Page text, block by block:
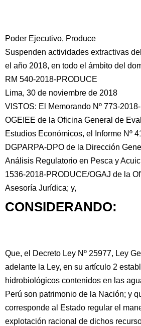
Poder Ejecutivo, Produce
Suspenden actividades extractivas
el año 2018, en todo el ámbito del
RM 540-2018-PRODUCE
Lima, 30 de noviembre de 2018
VISTOS: El Memorando Nº 773-
OGEIEE de la Oficina General de
Estudios Económicos, el Informe Nº
DGPARPA-DPO de la Dirección
Análisis Regulatorio en Pesca y
1536-2018-PRODUCE/OGAJ de la
Asesoría Jurídica; y,
CONSIDERANDO:
Que, el Decreto Ley Nº 25977, Ley
adelante la Ley, en su artículo 2
hidrobiológicos contenidos en las
Perú son patrimonio de la Nación; y
corresponde al Estado regular el
explotación racional de dichos